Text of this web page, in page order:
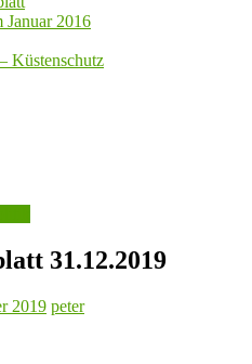
Januar 2016
Küstenschutz
31.12.2019
2019 peter